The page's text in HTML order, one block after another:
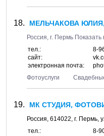
МЕЛЬЧАКОВА
Россия, г. Пермь Показать
тел.:
8-
сайт:
электронная почта:
Фотоуслуги
МК СТУДИЯ,
Россия, 614022, г. Пермь,
тел.:
8-